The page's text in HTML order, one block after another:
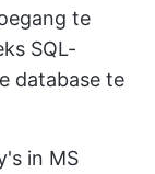
te
SQL-
database te
in MS